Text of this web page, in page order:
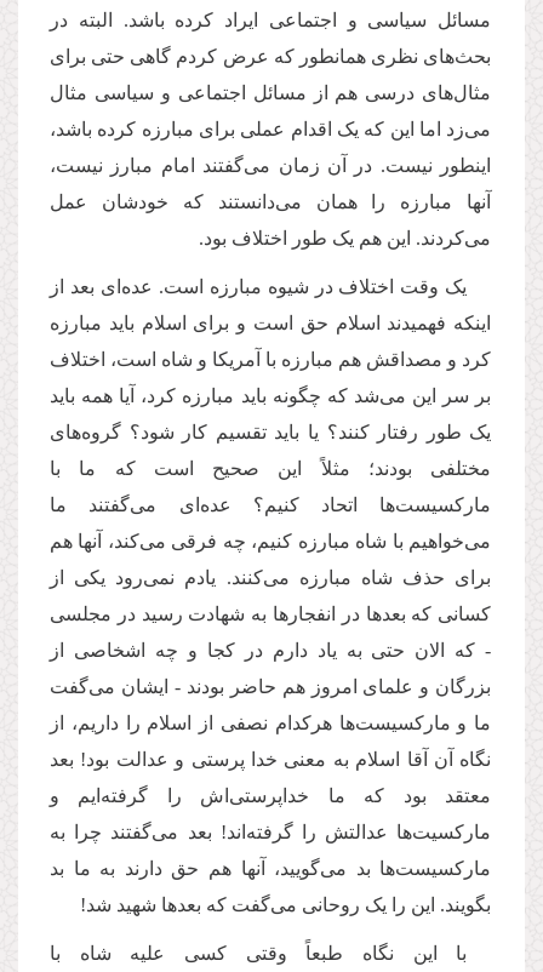
مسائل سیاسی و اجتماعی ایراد کرده باشد. البته در
بحثهای نظری همانطور که عرض کردم گاهی حتی برای
مثالهای درسی هم از مسائل اجتماعی و سیاسی مثال
میزد اما این که یک اقدام عملی برای مبارزه کرده باشد،
اینطور نیست. در آن زمان میگفتند امام مبارز نیست،
آنها مبارزه را همان میدانستند که خودشان عمل
میکردند. این هم یک طور اختلاف بود.
یک وقت اختلاف در شیوه مبارزه است. عده ای بعد از
اینکه فهمیدند اسلام حق است و برای اسلام باید مبارزه
کرد و مصداقش هم مبارزه با آمریکا و شاه است، اختلاف
بر سر این میشد که چگونه باید مبارزه کرد، آیا همه باید
یک طور رفتار کنند؟ یا باید تقسیم کار شود؟ گروههای
مختلفی بودند؛ مثلاً این صحیح است که ما با
مارکسیستها اتحاد کنیم؟ عده ای میگفتند ما
میخواهیم با شاه مبارزه کنیم، چه فرقی میکند، آنها هم
برای حذف شاه مبارزه میکنند. یادم نمیرود یکی از
کسانی که بعدها در انفجارها به شهادت رسید در مجلسی
- که الان حتی به یاد دارم در کجا و چه اشخاصی از
بزرگان و علمای امروز هم حاضر بودند - ایشان میگفت
ما و مارکسیستها هرکدام نصفی از اسلام را داریم، از
نگاه آن آقا اسلام به معنی خدا پرستی و عدالت بود! بعد
معتقد بود که ما خداپرستی اش را گرفته ایم و
مارکسیتها عدالتش را گرفته اند! بعد میگفتند چرا به
مارکسیستها بد میگویید، آنها هم حق دارند به ما بد
بگویند. این را یک روحانی میگفت که بعدها شهید شد!
با این نگاه طبعاً وقتی کسی علیه شاه با